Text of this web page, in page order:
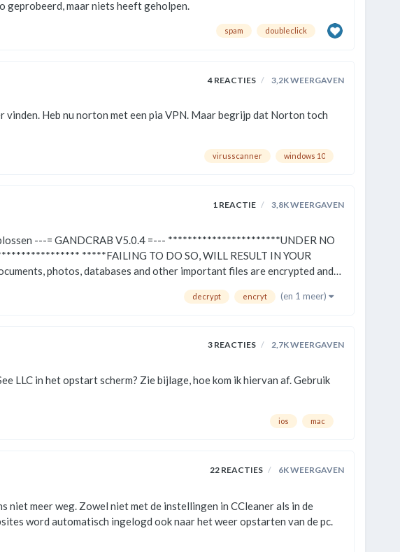
geprobeerd, maar niets heeft geholpen.
spam doubleclick
4 REACTIES 3,2KWEERGAVEN
virusscanner windows 10
1 REACTIE 3,8KWEERGAVEN
RESULT IN YOUR
decrypt encryt (en 1 meer)
3 REACTIES 2,7KWEERGAVEN
ios mac
22 REACTIES 6KWEERGAVEN
meer weg. Zowel niet met de instellingen in CCleaner als in de
word automatisch ingelogd ook naar het weer opstarten van de pc.